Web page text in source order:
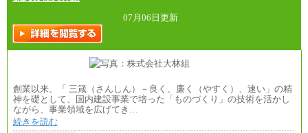
07月06日更新
創業以来、「 三箴（さんしん）－良く、廉く（やすく）、速い」の精
神を礎として、国内建設事業で培った「ものづくり」の技術を活かし
ながら、事業領域を広げてき…
続きを読む